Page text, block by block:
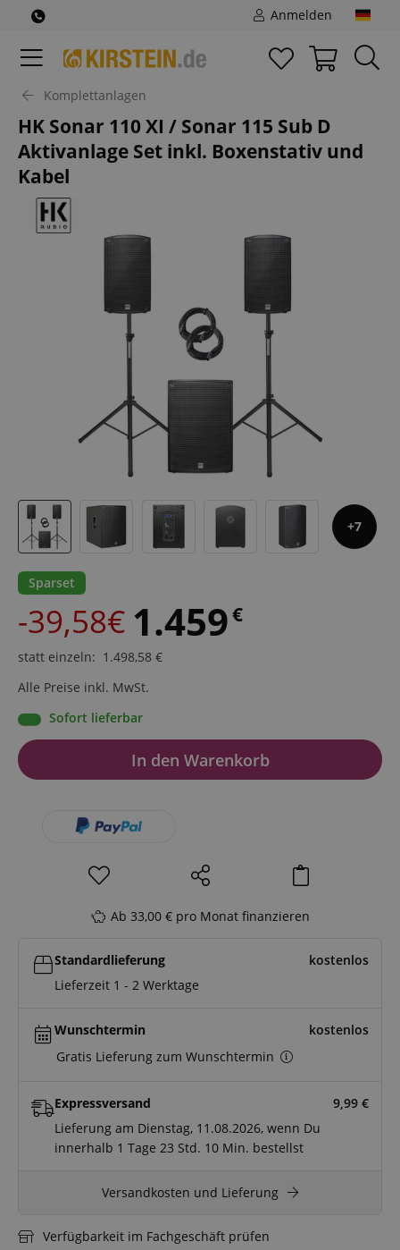
Anmelden
Komplettanlagen
HK Sonar 110 XI / Sonar 115 Sub D
Aktivanlage Set inkl. Boxenstativ und
Kabel
7
Sparset
-39,58€ 1.459€
statt einzeln: 1.498,58 €
Alle Preise inkl. MwSt.
Sofort lieferbar
In den Warenkorb
Ab 33,00 € pro Monat finanzieren
Standardlieferung
kostenlos
Lieferzeit 1 - 2 Werktage
Wunschtermin
kostenlos
Gratis Lieferung zum Wunschtermin
Expressversand 9,99 €
Lieferung am Dienstag, 11.08.2026, wenn Du
innerhalb 1 Tage 23 Std. 10 Min. bestellst
Versandkosten und Lieferung
Verfügbarkeit im Fachgeschäft prüfen